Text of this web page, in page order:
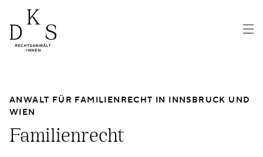
ANWALT FÜR FAMILIENRECHT IN INNSBRUCK UND
WIEN
Familienrecht